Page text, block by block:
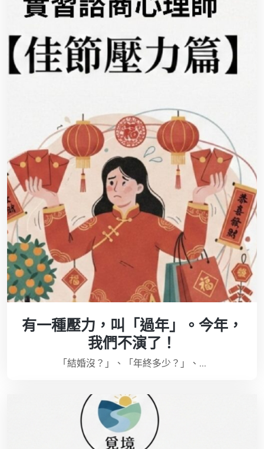
有一種壓力，叫「過年」。今年，
我們不演了！
「結婚沒？」、「年終多少？」、...